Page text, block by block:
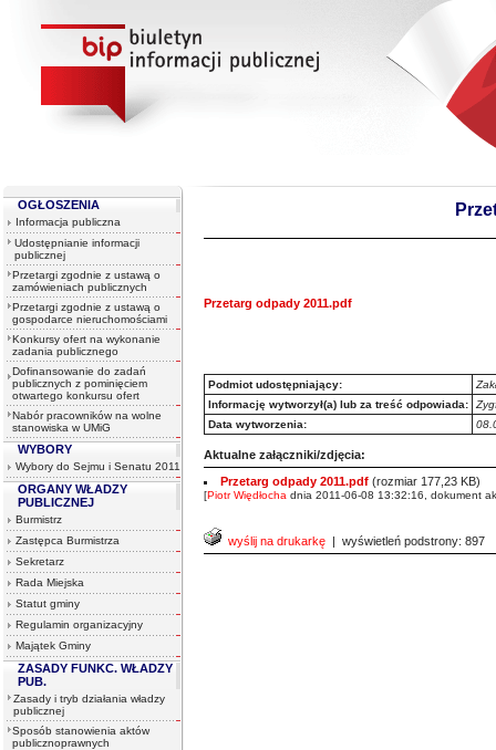
OGŁOSZENIA
Informacja publiczna
Udostępnianie informacji
publicznej
Przetargi zgodnie z ustawą o
zamówieniach publicznych
Przetargi zgodnie z ustawą o
gospodarce nieruchomościami
Konkursy ofert na wykonanie
zadania publicznego
Dofinansowanie do zadań
publicznych z pominięciem
otwartego konkursu ofert
Nabór pracowników na wolne
stanowiska w UMiG
WYBORY
Wybory do Sejmu i Senatu 2011
ORGANY WŁADZY
PUBLICZNEJ
Burmistrz
Zastępca Burmistrza
Sekretarz
Rada Miejska
Statut gminy
Regulamin organizacyjny
Majątek Gminy
ZASADY FUNKC. WŁADZY
PUB.
Zasady i tryb działania władzy
publicznej
Sposób stanowienia aktów
publicznoprawnych
Przetarg odpady 2011.pdf
Podmiot udostępniający:
Informację wytworzył(a) lub za treść odpowiada:
Data wytworzenia:
Aktualne załączniki/zdjęcia:
Przetarg odpady 2011.pdf(rozmiar 177,23 KB)
[Piotr Więdłocha dnia 2011-06-08 13:32:16, dokument
wyślij na drukarkę | wyświetleń podstrony: 897